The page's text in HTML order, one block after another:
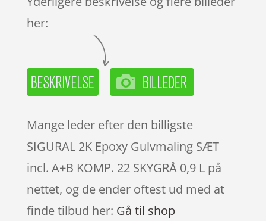
her:
Mange leder efter den billigste
SIGURAL 2K Epoxy Gulvmaling SÆT
incl. A+B KOMP. 22 SKYGRÅ 0,9 L på
nettet, og de ender oftest ud med at
finde tilbud her: Gå til shop